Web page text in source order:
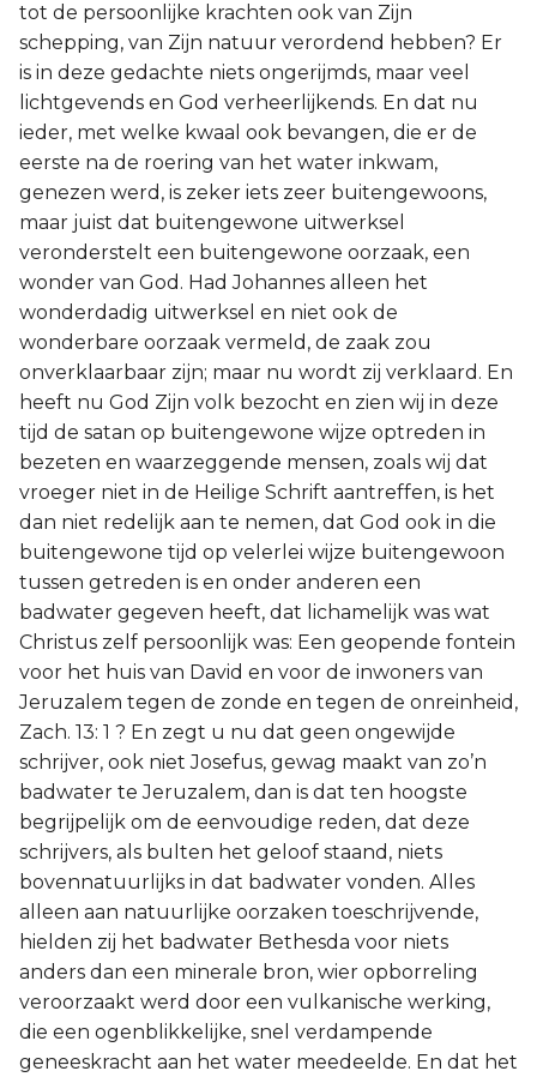
tot de persoonlijke krachten ook van Zijn
schepping, van Zijn natuur verordend hebben? Er
is in deze gedachte niets ongerijmds, maar veel
lichtgevends en God verheerlijkends. En dat nu
ieder, met welke kwaal ook bevangen, die er de
eerste na de roering van het water inkwam,
genezen werd, is zeker iets zeer buitengewoons,
maar juist dat buitengewone uitwerksel
veronderstelt een buitengewone oorzaak, een
wonder van God. Had Johannes alleen het
wonderdadig uitwerksel en niet ook de
wonderbare oorzaak vermeld, de zaak zou
onverklaarbaar zijn; maar nu wordt zij verklaard. En
heeft nu God Zijn volk bezocht en zien wij in deze
tijd de satan op buitengewone wijze optreden in
bezeten en waarzeggende mensen, zoals wij dat
vroeger niet in de Heilige Schrift aantreffen, is het
dan niet redelijk aan te nemen, dat God ook in die
buitengewone tijd op velerlei wijze buitengewoon
tussen getreden is en onder anderen een
badwater gegeven heeft, dat lichamelijk was wat
Christus zelf persoonlijk was: Een geopende fontein
voor het huis van David en voor de inwoners van
Jeruzalem tegen de zonde en tegen de onreinheid,
Zach. 13: 1 ? En zegt u nu dat geen ongewijde
schrijver, ook niet Josefus, gewag maakt van zo’n
badwater te Jeruzalem, dan is dat ten hoogste
begrijpelijk om de eenvoudige reden, dat deze
schrijvers, als bulten het geloof staand, niets
bovennatuurlijks in dat badwater vonden. Alles
alleen aan natuurlijke oorzaken toeschrijvende,
hielden zij het badwater Bethesda voor niets
anders dan een minerale bron, wier opborreling
veroorzaakt werd door een vulkanische werking,
die een ogenblikkelijke, snel verdampende
geneeskracht aan het water meedeelde. En dat het